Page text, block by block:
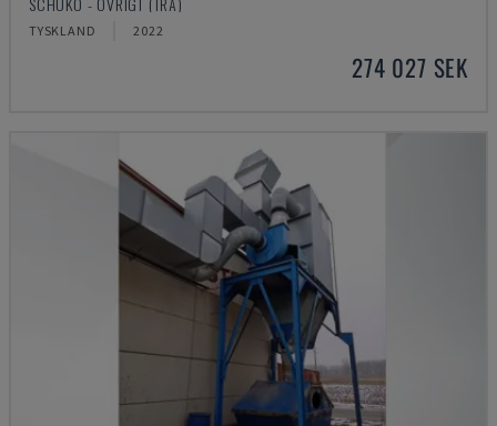
TYSKLAND 2022
274 027 SEK